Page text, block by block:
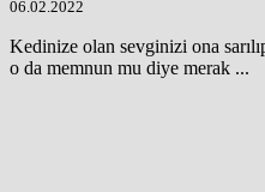
06.02.2022
Kedinize olan sevginizi ona
o da memnun mu diye merak ...